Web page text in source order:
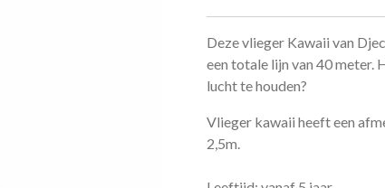
Deze vlieger Kawaii van
een totale lijn van 40 meter.
lucht te houden?
Vlieger kawaii heeft een
2,5m.